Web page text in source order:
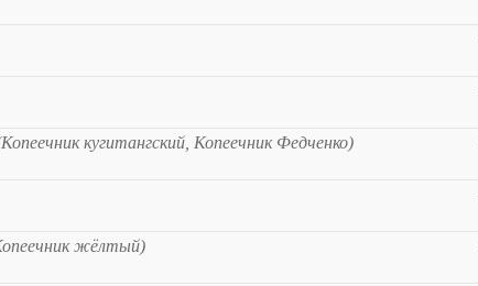
кугитангский, Копеечник Федченко)
жёлтый)